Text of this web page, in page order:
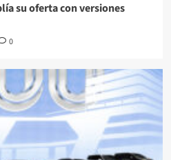
su oferta con versiones
0